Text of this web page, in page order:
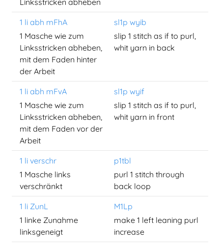
Linksstricken abheben
1 li abh mFhA
sl1p wyib
1 Masche wie zum
Linksstricken abheben,
mit dem Faden hinter
der Arbeit
slip 1 stitch as if to purl,
whit yarn in back
1 li abh mFvA
sl1p wyif
1 Masche wie zum
Linksstricken abheben,
mit dem Faden vor der
Arbeit
slip 1 stitch as if to purl,
whit yarn in front
1 li verschr
p1tbl
1 Masche links
verschränkt
purl 1 stitch through
back loop
1 li ZunL
M1Lp
1 linke Zunahme
linksgeneigt
make 1 left leaning purl
increase